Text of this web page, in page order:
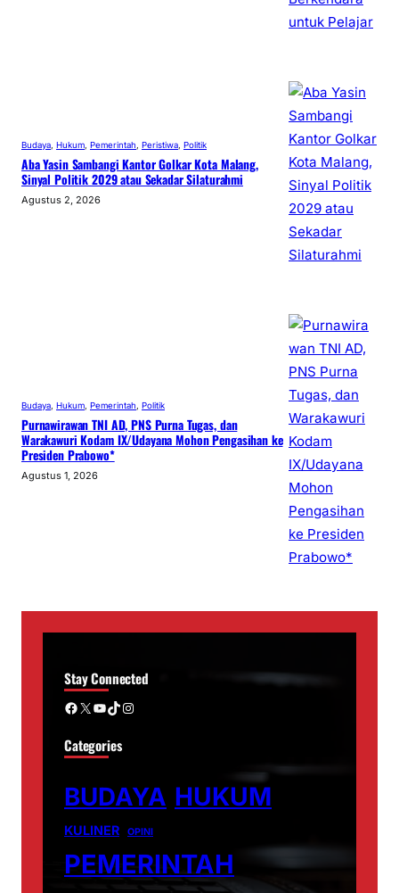
Budaya Hukum Pemerintah Peristiwa Politik
Aba Yasin Sambangi Kantor Golkar Kota Malang,
Sinyal Politik 2029 atau Sekadar Silaturahmi
Agustus 2, 2026
Budaya Hukum Pemerintah Politik
Purnawirawan TNI AD, PNS Purna Tugas, dan
Warakawuri Kodam IX/Udayana Mohon Pengasihan ke
Presiden Prabowo*
Agustus 1, 2026
Stay Connected
Facebook X YouTube TikTok Instagram
Categories
BUDAYA HUKUM
KULINER OPINI
PEMERINTAH